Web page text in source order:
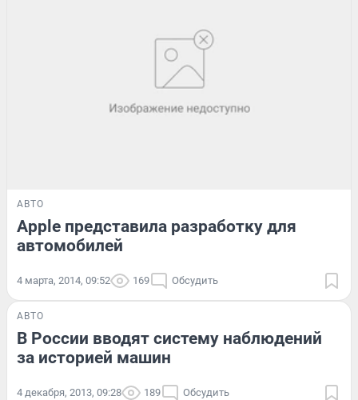
АВТО
Apple представила разработку для
автомобилей
4 марта, 2014, 09:52 169 Обсудить
АВТО
В России вводят систему наблюдений
за историей машин
4 декабря, 2013, 09:28 189 Обсудить